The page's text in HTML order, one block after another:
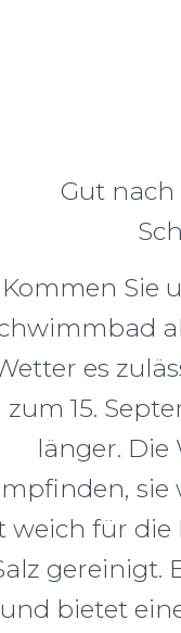
Gut nach
Kommen Sie
es
zum 15.
länger. Die
sie
weich für
gereinigt.
und bietet